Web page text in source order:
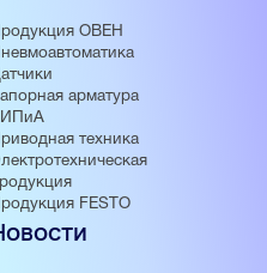
ОВЕН
арматура
техника
FESTO